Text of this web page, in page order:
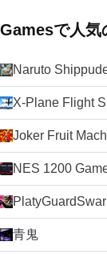
Gamesで人気
Naruto
X-Plane Flight
Joker Fruit
NES 1200
青鬼